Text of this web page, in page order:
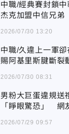
中職/經典賽封鎖
杰克加盟中信兄弟
2026/07/30 13:20
中職/久違上一軍
賜阿基里斯腱斷裂
2026/07/30 08:31
男粉大巨蛋違規送
「睜眼驚恐」 網
2026/07/29 09:57